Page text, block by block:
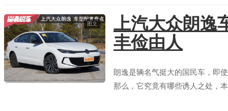
图文
上汽大众朗逸
丰俭由人
朗逸是辆名气挺大的国民车，即
那么，它究竟有哪些诱人之处，